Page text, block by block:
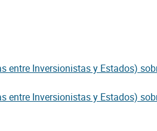
Inversionistas y Estados)
Inversionistas y Estados)